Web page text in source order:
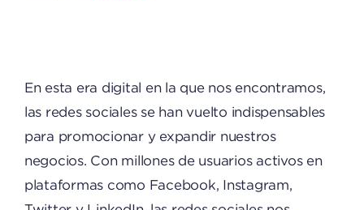
En esta era digital en la que nos encontramos,
las redes sociales se han vuelto indispensables
para promocionar y expandir nuestros
negocios. Con millones de usuarios activos en
plataformas como Facebook, Instagram,